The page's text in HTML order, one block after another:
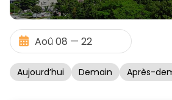
Aujourd’hui Demain Après-